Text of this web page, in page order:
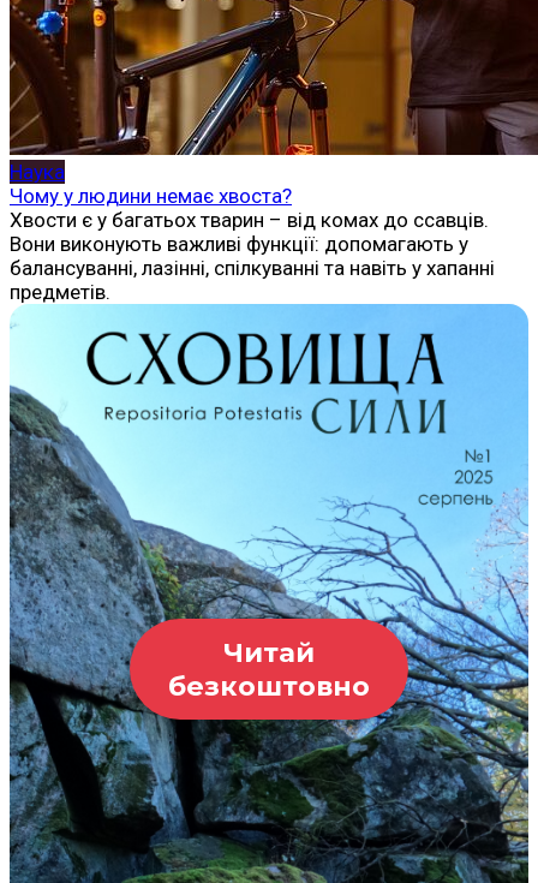
Наука
Чому у людини немає хвоста?
Хвости є у багатьох тварин – від комах до ссавців.
Вони виконують важливі функції: допомагають у
балансуванні, лазінні, спілкуванні та навіть у хапанні
предметів.
Читай
безкоштовно